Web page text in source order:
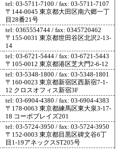
tel: 03-5711-7100 / fax: 03-5711-7107
〒144-0045 東京都大田区南六郷一丁
目28番21号
tel: 0365554744 / fax: 0345720462
〒155-0031 東京都世田谷区北沢2-13-
14
tel: 03-6721-5444 / fax: 03-6721-5443
〒105-0012 東京都港区芝大門2-6-12
tel: 03-5348-1800 / fax: 03-5348-1801
〒160-0023 東京都新宿区西新宿7-1-
12 クロスオフィス新宿3F
tel: 03-6904-4380 / fax: 03-6904-4383
〒178-0063 東京都練馬区東大泉3-17-
18 コーポブレイズ201
tel: 03-5724-3950 / fax: 03-5724-3950
〒152-0003 東京都目黒区碑文谷6丁
目1-19アネックスST205号